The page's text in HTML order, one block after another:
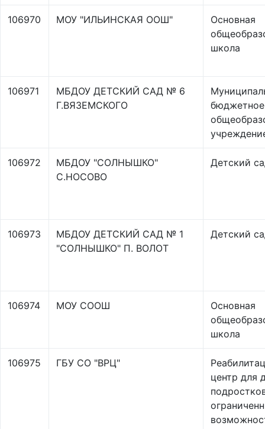
106970 МОУ "ИЛЬИНСКАЯ ООШ"
Основная
школа
106971
МБДОУ ДЕТСКИЙ САД № 6
Г.ВЯЗЕМСКОГО
бюджетное
106972
МБДОУ "СОЛНЫШКО"
С.НОСОВО
Детский
106973
МБДОУ ДЕТСКИЙ САД № 1
"СОЛНЫШКО" П. ВОЛОТ
Детский
106974 МОУ СООШ
Основная
школа
106975 ГБУ СО "ВРЦ"
центр для